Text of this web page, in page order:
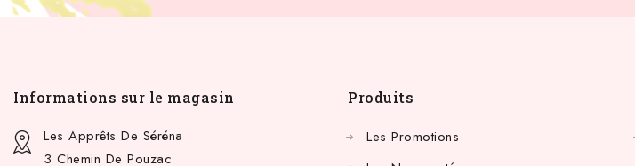
Informations sur le magasin
Les Apprêts De Séréna
3 Chemin De Pouzac
Produits
Les Promotions